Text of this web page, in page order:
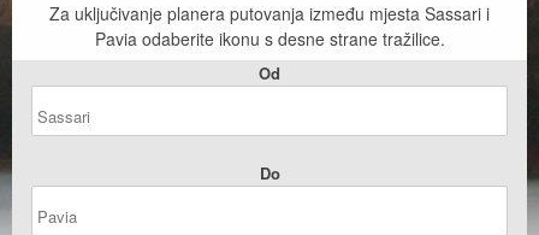
Za uključivanje planera putovanja između mjesta Sassari i
Pavia odaberite ikonu s desne strane tražilice.
Od
Do